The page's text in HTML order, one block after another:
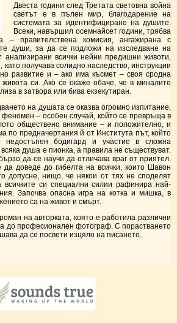
Двеста години след Третата световна война
светът е в пълен мир, благодарение на
системата за идентифициране на душите.
Всеки, навършил осемнайсет години, трябва
правителствена комисия, ангажирана с
души, за да се подложи на изследване на
всички нейни предишни животи,
като получава солидно наследство, инструкции
развитие и – ако има късмет – своя сродна
си. Ако се окаже обаче, че в миналите
в затвора или бива екзекутиран.
на душата се оказва огромно изпитание,
– особен случай, който се превръща в
обществено внимание – и положително, и
по предначертания й от Института път, който
недостъпен бодигард и участие в сложна
всяка душа е пионка, а правила не съществуват.
да се научи да отличава враг от приятел.
доведе до гибелта на всички, които Шавон
допусне, нищо, че някои от тях не споделят
всичките си специални силии рафинира най-
Започва опасна игра на котка и мишка, в
са на живот и смърт.
на авторката, която е работила различни
до професионален фотограф. С порастването
да се посвети изцяло на писането.